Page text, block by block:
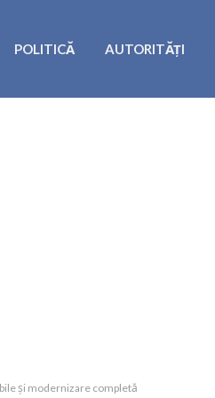
POLITICĂ AUTORITĂȚI
și modernizare completă